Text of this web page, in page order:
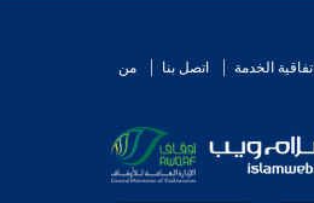
اتفاقية الخدمة اتصل بنا
من